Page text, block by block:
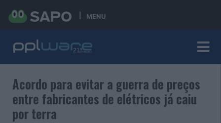
MENU
Acordo para evitar a guerra de preços
entre fabricantes de elétricos já caiu
por terra